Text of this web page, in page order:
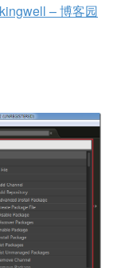
– 博客园